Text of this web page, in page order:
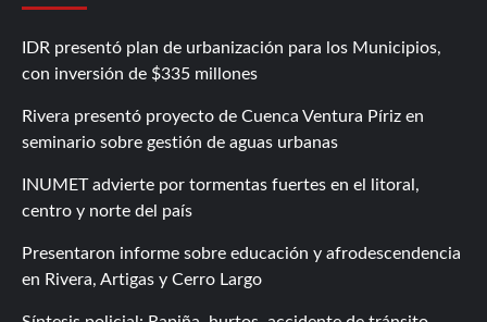
IDR presentó plan de urbanización para los Municipios,
con inversión de $335 millones
Rivera presentó proyecto de Cuenca Ventura Píriz en
seminario sobre gestión de aguas urbanas
INUMET advierte por tormentas fuertes en el litoral,
centro y norte del país
Presentaron informe sobre educación y afrodescendencia
en Rivera, Artigas y Cerro Largo